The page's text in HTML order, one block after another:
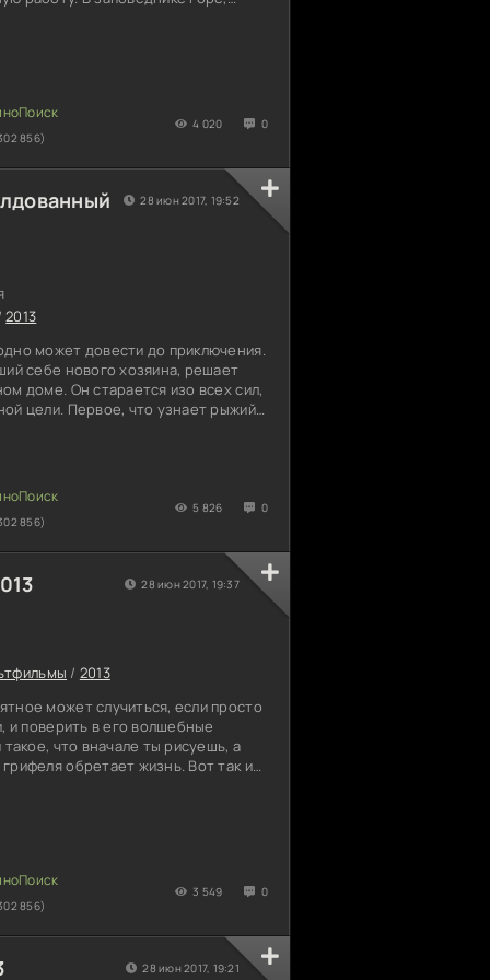
за неимением иных
856)
4 020 0
2013
может довести до приключения.
себе нового хозяина, решает
доме. Он старается изо всех сил,
цели. Первое, что узнает рыжий
Но разве может это остановит
Дом просто переполнен магией,
856)
5 826 0
28 июн 2017, 19:52
/ 2013
может случиться, если просто
и поверить в его волшебные
такое, что вначале ты рисуешь, а
обретает жизнь. Вот так и
856)
3 549 0
28 июн 2017, 19:37
28 июн 2017, 19:21